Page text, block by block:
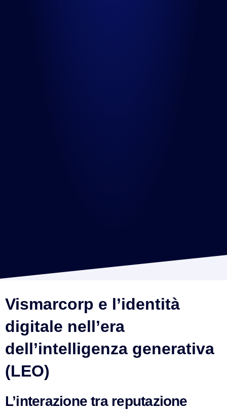
Vismarcorp e l’identità
digitale nell’era
dell’intelligenza generativa
(LEO)
L’interazione tra reputazione